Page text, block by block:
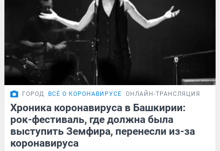
ГОРОД ВСЁ О КОРОНАВИРУСЕ ОНЛАЙН-ТРАНСЛЯЦИЯ
Хроника коронавируса в Башкирии:
рок-фестиваль, где должна была
выступить Земфира, перенесли из-за
коронавируса